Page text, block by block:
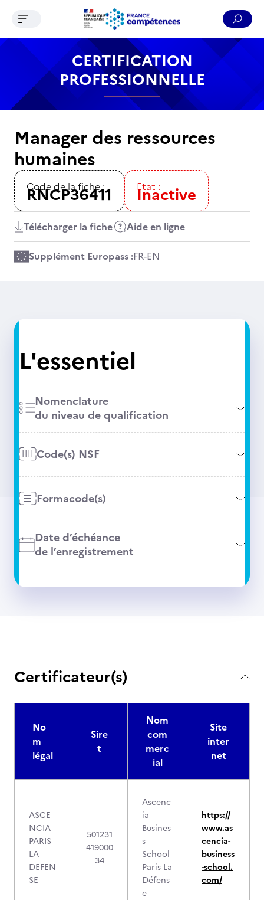
Contenu Recherche Menu Pied de page
Ouvrir le menu de navigation
CERTIFICATION
PROFESSIONNELLE
Manager des ressources
humaines
Code de la fiche :
RNCP36411 Etat :
Inactive
Télécharger la fiche Aide en ligne
Supplément Europass :FR-EN
L'essentiel
Nomenclature
du niveau de qualification
Code(s) NSF
Formacode(s)
Date d’échéance
de l’enregistrement
Certificateur(s)
No
m
légal
Sire
t
Nom
com
merc
ial
Site
inter
net
ASCE
NCIA
PARIS
LA
DEFEN
SE
501231
419000
34
Ascenc
ia
Busines
s
School
Paris La
Défens
e
https://
www.as
cencia-
business
-school.
com/